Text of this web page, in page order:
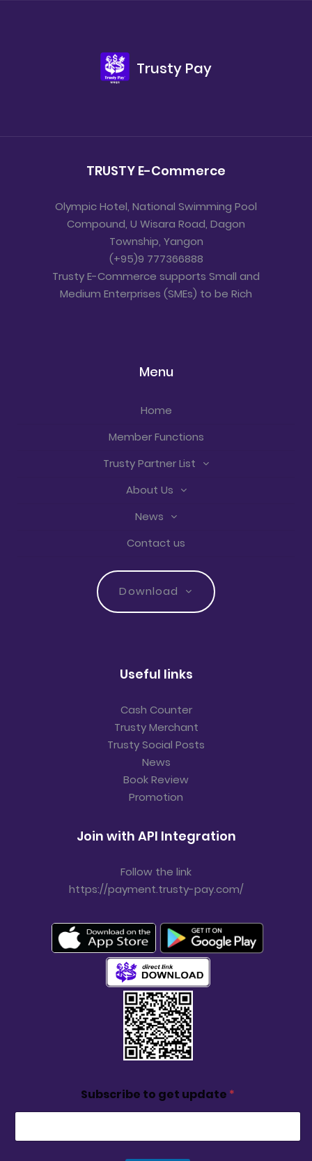
Trusty Pay
TRUSTY E-Commerce
Olympic Hotel, National Swimming Pool
Compound, U Wisara Road, Dagon
Township, Yangon
(+95)9 777366888
Trusty E-Commerce supports Small and
Medium Enterprises (SMEs) to be Rich
Menu
Home
Member Functions
Trusty Partner List
About Us
News
Contact us
Download
Useful links
Cash Counter
Trusty Merchant
Trusty Social Posts
News
Book Review
Promotion
Join with API Integration
Follow the link
https://payment.trusty-pay.com/
Subscribe to get update *